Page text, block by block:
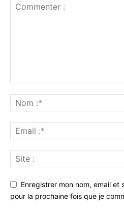
Enregistrer mon nom, email
pour la prochaine fois que je